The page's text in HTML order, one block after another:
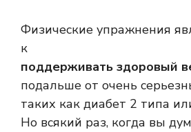
Физические упражнения
к
поддерживать здоровый
подальше от очень
таких как диабет 2 типа
Но всякий раз, когда вы